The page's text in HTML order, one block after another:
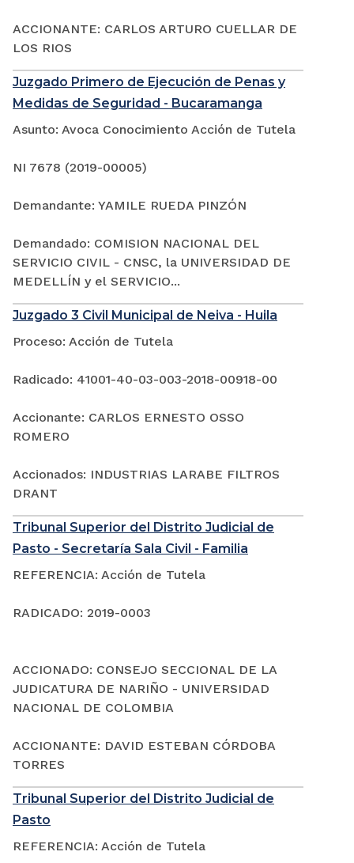
ACCIONANTE: CARLOS ARTURO CUELLAR DE
LOS RIOS
Juzgado Primero de Ejecución de Penas y
Medidas de Seguridad - Bucaramanga
Asunto: Avoca Conocimiento Acción de Tutela
NI 7678 (2019-00005)
Demandante: YAMILE RUEDA PINZÓN
Demandado: COMISION NACIONAL DEL
SERVICIO CIVIL - CNSC, la UNIVERSIDAD DE
MEDELLÍN y el SERVICIO...
Juzgado 3 Civil Municipal de Neiva - Huila
Proceso: Acción de Tutela
Radicado: 41001-40-03-003-2018-00918-00
Accionante: CARLOS ERNESTO OSSO
ROMERO
Accionados: INDUSTRIAS LARABE FILTROS
DRANT
Tribunal Superior del Distrito Judicial de
Pasto - Secretaría Sala Civil - Familia
REFERENCIA: Acción de Tutela
RADICADO: 2019-0003
ACCIONADO: CONSEJO SECCIONAL DE LA
JUDICATURA DE NARIÑO - UNIVERSIDAD
NACIONAL DE COLOMBIA
ACCIONANTE: DAVID ESTEBAN CÓRDOBA
TORRES
Tribunal Superior del Distrito Judicial de
Pasto
REFERENCIA: Acción de Tutela